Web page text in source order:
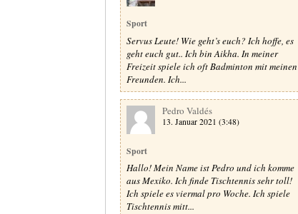
Sport
Servus Leute! Wie geht’s euch? Ich hoffe, es
geht euch gut.. Ich bin Aikha. In meiner
Freizeit spiele ich oft Badminton mit meinen
Freunden. Ich...
Pedro Valdés
13. Januar 2021 (3:48)
Sport
Hallo! Mein Name ist Pedro und ich komme
aus Mexiko. Ich finde Tischtennis sehr toll!
Ich spiele es viermal pro Woche. Ich spiele
Tischtennis mitt...